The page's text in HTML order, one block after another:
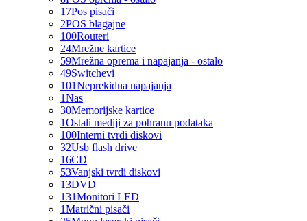
17Pos pisači
2POS blagajne
100Routeri
24Mrežne kartice
59Mrežna oprema i napajanja - ostalo
49Switchevi
101Neprekidna napajanja
1Nas
30Memorijske kartice
1Ostali mediji za pohranu podataka
100Interni tvrdi diskovi
32Usb flash drive
16CD
53Vanjski tvrdi diskovi
13DVD
131Monitori LED
1Matrični pisači